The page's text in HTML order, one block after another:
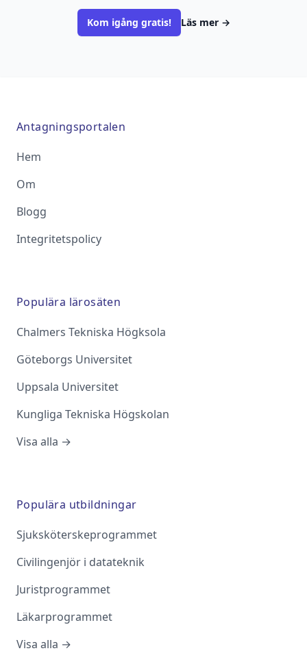
Kom igång gratis! Läs mer →
Antagningsportalen
Hem
Om
Blogg
Integritetspolicy
Populära lärosäten
Chalmers Tekniska Högksola
Göteborgs Universitet
Uppsala Universitet
Kungliga Tekniska Högskolan
Visa alla →
Populära utbildningar
Sjuksköterskeprogrammet
Civilingenjör i datateknik
Juristprogrammet
Läkarprogrammet
Visa alla →